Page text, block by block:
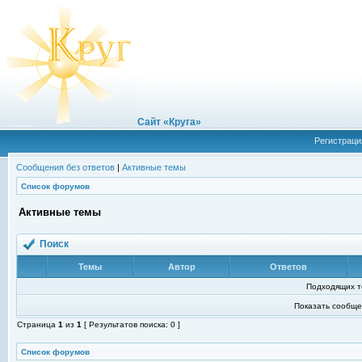
Сайт «Круга»
Сообщения без ответов | Активные темы
Список форумов
Активные темы
Поиск
Темы Автор Ответов
Подходящих
Показать
Страница 1 из 1 [ Результатов поиска: 0 ]
Список форумов